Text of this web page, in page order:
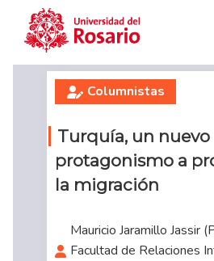
Skip to main content
Columnistas
Turquía, un nuevo
protagonismo a
la migración
Mauricio Jaramillo Jassir
Facultad de Relaciones